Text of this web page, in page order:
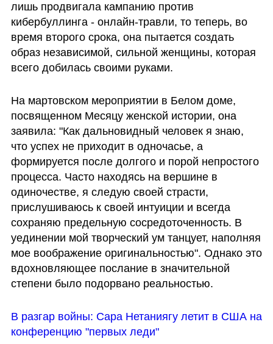
лишь продвигала кампанию против
кибербуллинга - онлайн-травли, то теперь, во
время второго срока, она пытается создать
образ независимой, сильной женщины, которая
всего добилась своими руками.
На мартовском мероприятии в Белом доме,
посвященном Месяцу женской истории, она
заявила: "Как дальновидный человек я знаю,
что успех не приходит в одночасье, а
формируется после долгого и порой непростого
процесса. Часто находясь на вершине в
одиночестве, я следую своей страсти,
прислушиваюсь к своей интуиции и всегда
сохраняю предельную сосредоточенность. В
уединении мой творческий ум танцует, наполняя
мое воображение оригинальностью". Однако это
вдохновляющее послание в значительной
степени было подорвано реальностью.
В разгар войны: Сара Нетаниягу летит в США на
конференцию "первых леди"